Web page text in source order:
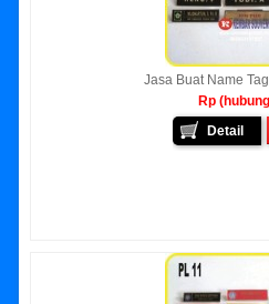
Jasa Buat Name
Rp
Detail